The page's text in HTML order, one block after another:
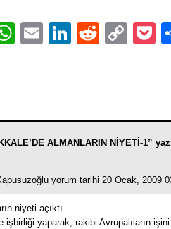
WhatsApp
EmailLinkedIn
Reddit
ALMANLARIN NİYETİ-1”
yorum tarihi 20 Ocak, 2009
niyeti açıktı.
işbirliği yaparak, rakibi Avrupalıların